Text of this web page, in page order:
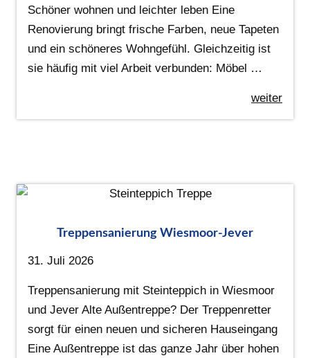
Schöner wohnen und leichter leben Eine
Renovierung bringt frische Farben, neue Tapeten
und ein schöneres Wohngefühl. Gleichzeitig ist
sie häufig mit viel Arbeit verbunden: Möbel …
weiter
Treppensanierung Wiesmoor-Jever
31. Juli 2026
Treppensanierung mit Steinteppich in Wiesmoor
und Jever Alte Außentreppe? Der Treppenretter
sorgt für einen neuen und sicheren Hauseingang
Eine Außentreppe ist das ganze Jahr über hohen